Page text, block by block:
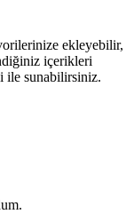
ekleyebilir,
içerikleri
ile sunabilirsiniz.